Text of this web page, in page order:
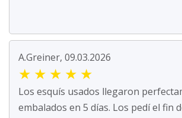
A.Greiner, 09.03.2026
★ ★ ★ ★ ★
Los esquís usados llegaron
embalados en 5 días. Los pedí el fin